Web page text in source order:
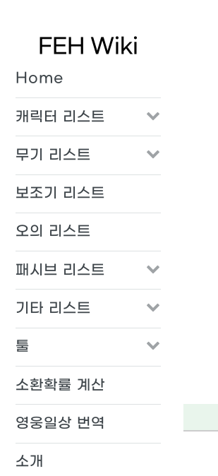
FEH Wiki
Home
캐릭터 리스트
무기 리스트
보조기 리스트
오의 리스트
패시브 리스트
기타 리스트
툴
소환확률 계산
영웅일상 번역
소개